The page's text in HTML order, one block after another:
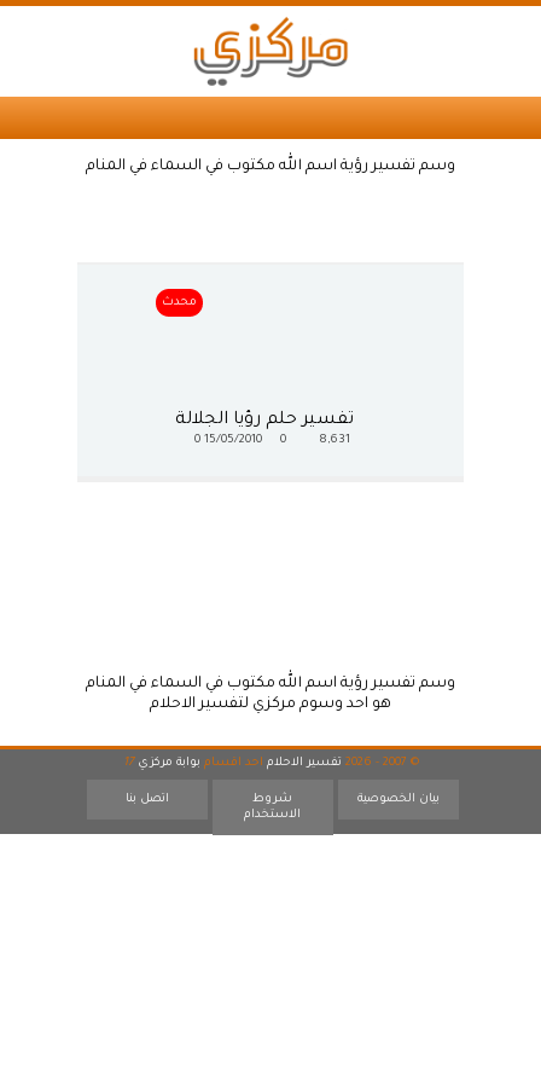
وسم تفسير رؤية اسم الله مكتوب في السماء في المنام
محدث
تفسير حلم رؤيا الجلالة
8,631
0
15/05/2010
0
وسم تفسير رؤية اسم الله مكتوب في السماء في المنام
هو احد وسوم مركزي لتفسير الاحلام
© 2007 - 2026 تفسير الاحلام احد اقسام بوابة مركزي 17
بيان الخصوصية
شروط
الاستخدام
اتصل بنا